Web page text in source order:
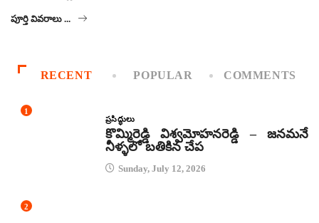
పూర్తి వివరాలు ...
RECENT POPULAR COMMENTS
1
ప్రసిద్ధులు
కొమ్మిరెడ్డి విశ్వమోహనరెడ్డి – జనమనే
నీళ్ళలో బతికిన చేప
Sunday, July 12, 2026
2